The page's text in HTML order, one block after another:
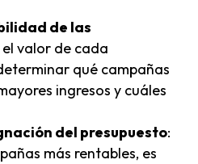
de las
valor de cada
qué campañas
ingresos y cuáles
del presupuesto:
más rentables, es